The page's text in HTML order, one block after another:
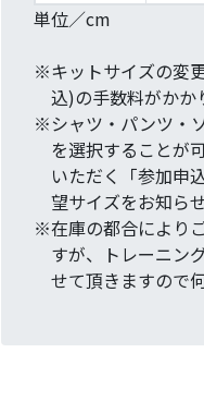
単位／cm
※キットサイズの変
込)の手数料がかか
※シャツ・パンツ・
を選択することが
いただく「参加申
望サイズをお知ら
※在庫の都合により
すが、トレーニン
せて頂きますので